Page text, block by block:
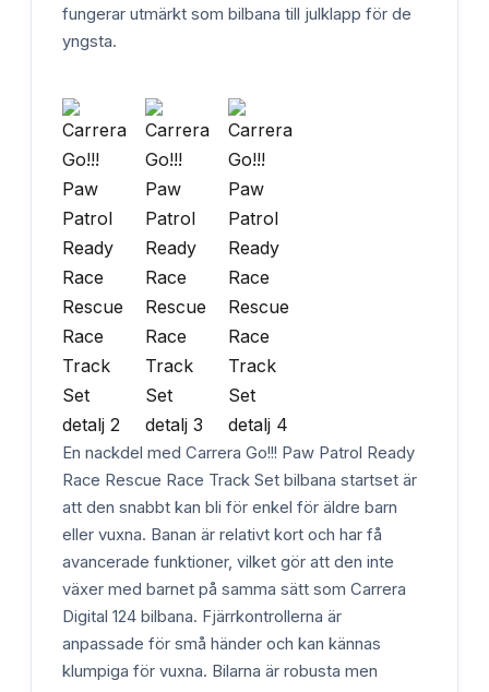
fungerar utmärkt som bilbana till julklapp för de
yngsta.
En nackdel med Carrera Go!!! Paw Patrol Ready
Race Rescue Race Track Set bilbana startset är
att den snabbt kan bli för enkel för äldre barn
eller vuxna. Banan är relativt kort och har få
avancerade funktioner, vilket gör att den inte
växer med barnet på samma sätt som Carrera
Digital 124 bilbana. Fjärrkontrollerna är
anpassade för små händer och kan kännas
klumpiga för vuxna. Bilarna är robusta men